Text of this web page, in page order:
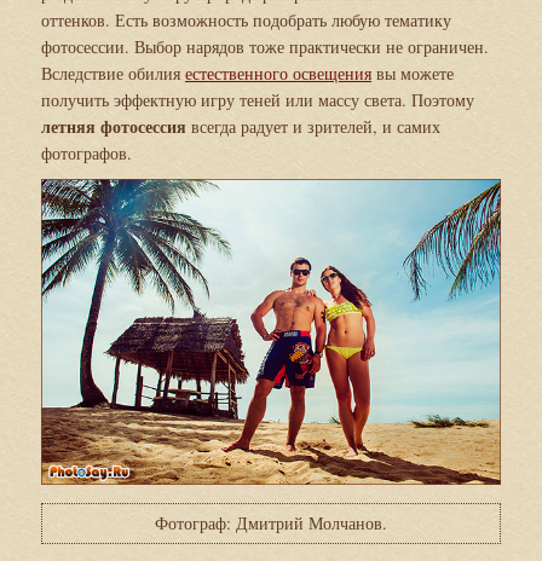
оттенков. Есть возможность подобрать любую тематику
фотосессии. Выбор нарядов тоже практически не ограничен.
Вследствие обилия естественного освещения вы можете
получить эффектную игру теней или массу света. Поэтому
летняя фотосессия всегда радует и зрителей, и самих
фотографов.
Фотограф: Дмитрий Молчанов.